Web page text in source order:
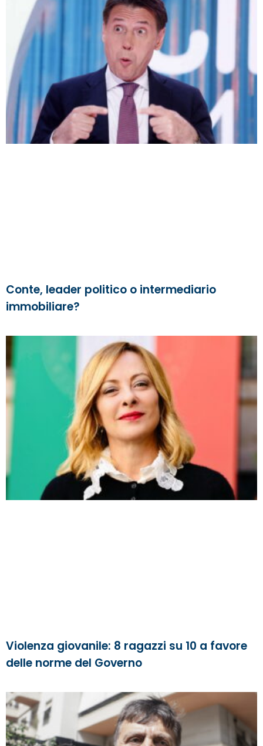
Conte, leader politico o intermediario
immobiliare?
Violenza giovanile: 8 ragazzi su 10 a favore
delle norme del Governo